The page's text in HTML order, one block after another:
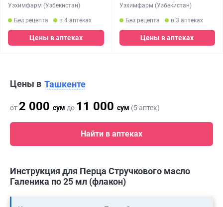
Узхимфарм (Узбекистан)
Без рецепта в 4 аптеках
Цены в аптеках
Узхимфарм (Узбекистан)
Без рецепта в 3 аптеках
Цены в аптеках
Цены в Ташкенте
от 2 000 сум до 11 000 сум (5 аптек)
Найти в аптеках
Инструкция для Перца Стручкового масло
Галеника по 25 мл (флакон)